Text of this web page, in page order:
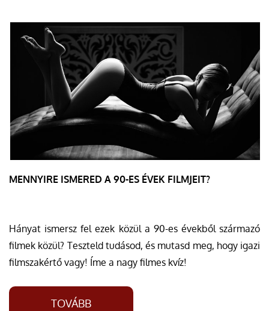
MENNYIRE ISMERED A 90-ES ÉVEK FILMJEIT?
Hányat ismersz fel ezek közül a 90-es évekből származó
filmek közül? Teszteld tudásod, és mutasd meg, hogy igazi
filmszakértő vagy! Íme a nagy filmes kvíz!
TOVÁBB